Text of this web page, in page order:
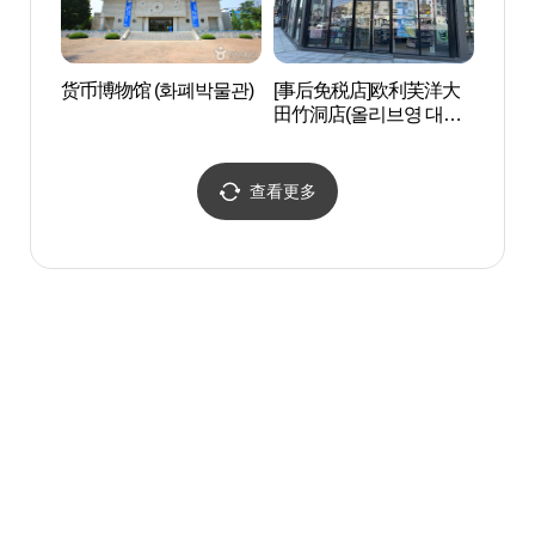
货币博物馆 (화폐박물관)
[事后免税店]欧利芙洋大
田竹洞店(올리브영 대전
查看更多